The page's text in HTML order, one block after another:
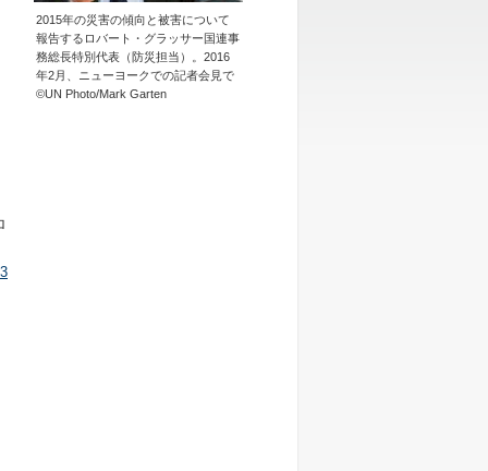
2015年の災害の傾向と被害について
報告するロバート・グラッサー国連事
務総長特別代表（防災担当）。2016
年2月、ニューヨークでの記者会見で
©UN Photo/Mark Garten